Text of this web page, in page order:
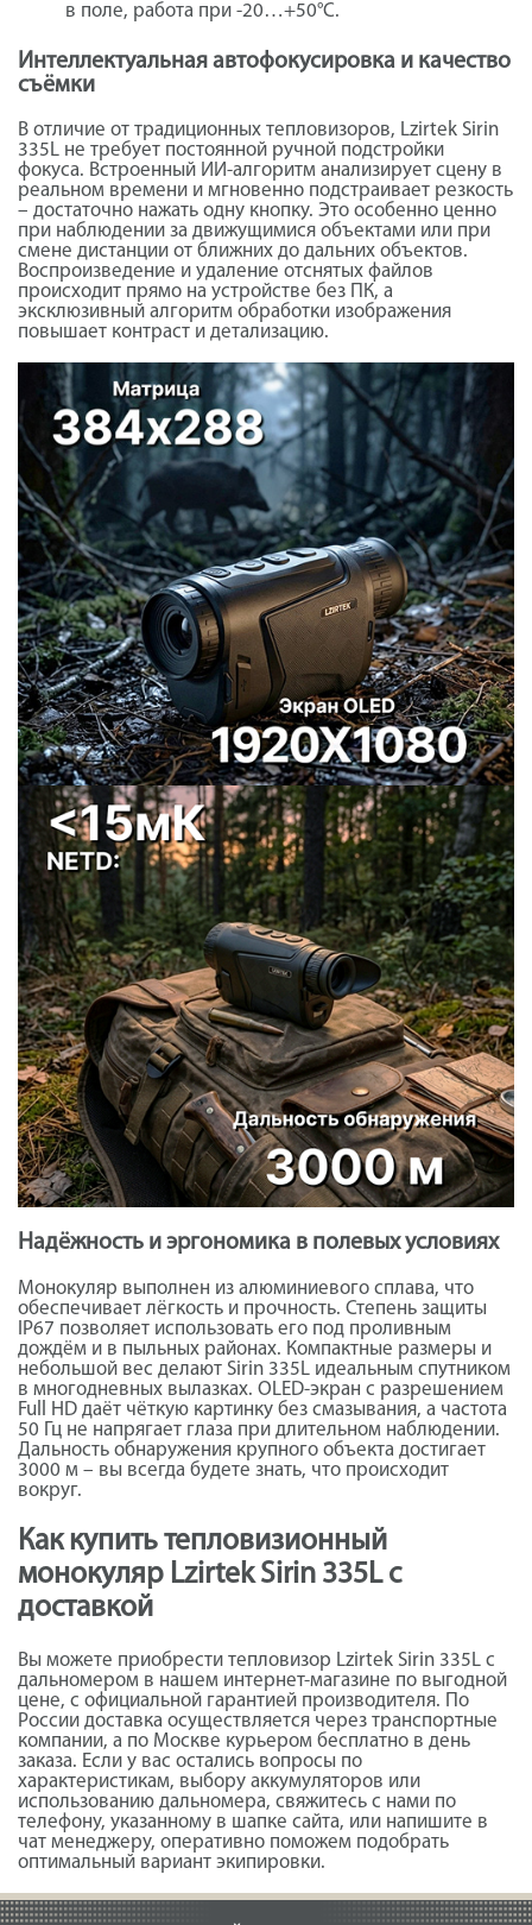
в поле, работа при -20…+50°C.
Интеллектуальная автофокусировка и качество
съёмки
В отличие от традиционных тепловизоров, Lzirtek Sirin
335L не требует постоянной ручной подстройки
фокуса. Встроенный ИИ-алгоритм анализирует сцену в
реальном времени и мгновенно подстраивает резкость
– достаточно нажать одну кнопку. Это особенно ценно
при наблюдении за движущимися объектами или при
смене дистанции от ближних до дальних объектов.
Воспроизведение и удаление отснятых файлов
происходит прямо на устройстве без ПК, а
эксклюзивный алгоритм обработки изображения
повышает контраст и детализацию.
Надёжность и эргономика в полевых условиях
Монокуляр выполнен из алюминиевого сплава, что
обеспечивает лёгкость и прочность. Степень защиты
IP67 позволяет использовать его под проливным
дождём и в пыльных районах. Компактные размеры и
небольшой вес делают Sirin 335L идеальным спутником
в многодневных вылазках. OLED-экран с разрешением
Full HD даёт чёткую картинку без смазывания, а частота
50 Гц не напрягает глаза при длительном наблюдении.
Дальность обнаружения крупного объекта достигает
3000 м – вы всегда будете знать, что происходит
вокруг.
Как купить тепловизионный
монокуляр Lzirtek Sirin 335L с
доставкой
Вы можете приобрести тепловизор Lzirtek Sirin 335L с
дальномером в нашем интернет-магазине по выгодной
цене, с официальной гарантией производителя. По
России доставка осуществляется через транспортные
компании, а по Москве курьером бесплатно в день
заказа. Если у вас остались вопросы по
характеристикам, выбору аккумуляторов или
использованию дальномера, свяжитесь с нами по
телефону, указанному в шапке сайта, или напишите в
чат менеджеру, оперативно поможем подобрать
оптимальный вариант экипировки.